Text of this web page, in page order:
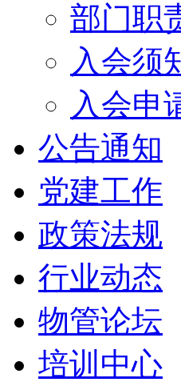
部门职
入会须
入会申
公告通知
党建工作
政策法规
行业动态
物管论坛
培训中心